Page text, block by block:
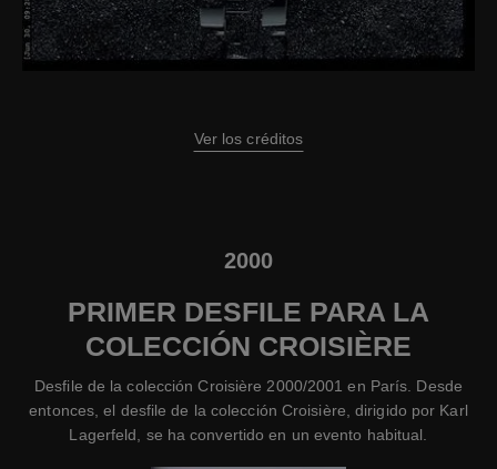
Ver los créditos
2000
PRIMER DESFILE PARA LA
COLECCIÓN CROISIÈRE
Desfile de la colección Croisière 2000/2001 en París. Desde
entonces, el desfile de la colección Croisière, dirigido por Karl
Lagerfeld, se ha convertido en un evento habitual.